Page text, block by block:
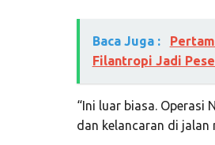
Baca Juga :
Filantropi Jadi
“Ini luar biasa. Operasi
dan kelancaran di